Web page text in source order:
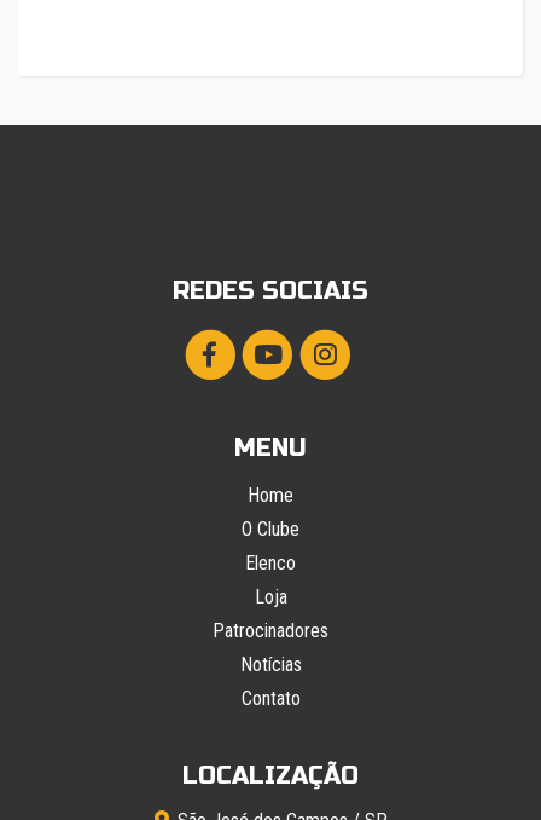
REDES SOCIAIS
MENU
Home
O Clube
Elenco
Loja
Patrocinadores
Notícias
Contato
LOCALIZAÇÃO